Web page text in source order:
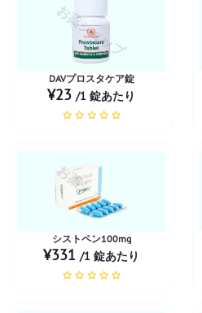
お薬ショップ
DAVプロスタケア錠
¥23 /1 錠あたり
お薬ショップ
シストペン100mg
¥331 /1 錠あたり